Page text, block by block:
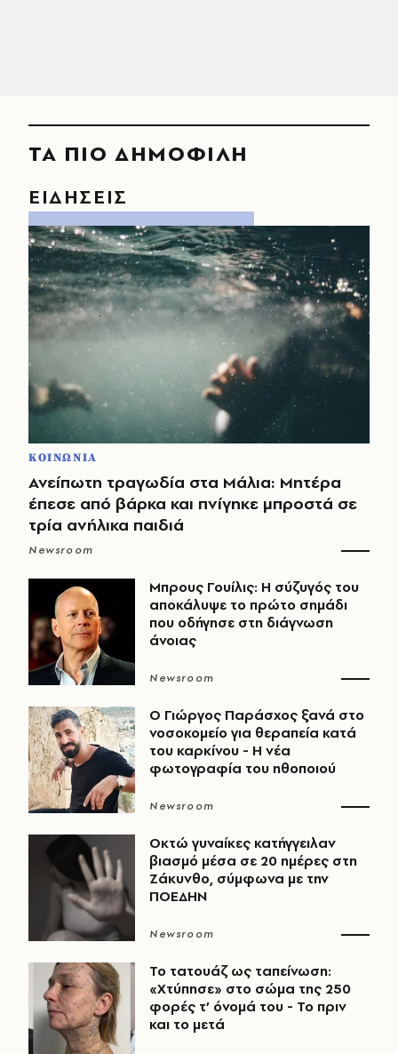
ΤΑ ΠΙΟ ΔΗΜΟΦΙΛΗ
ΕΙΔΗΣΕΙΣ
ΚΟΙΝΩΝΙΑ
Ανείπωτη τραγωδία στα Μάλια: Μητέρα
έπεσε από βάρκα και πνίγηκε μπροστά σε
τρία ανήλικα παιδιά
Newsroom
Μπρους Γουίλις: Η σύζυγός του
αποκάλυψε το πρώτο σημάδι
που οδήγησε στη διάγνωση
άνοιας
Newsroom
O Γιώργος Παράσχος ξανά στο
νοσοκομείο για θεραπεία κατά
του καρκίνου - Η νέα
φωτογραφία του ηθοποιού
Newsroom
Οκτώ γυναίκες κατήγγειλαν
βιασμό μέσα σε 20 ημέρες στη
Ζάκυνθο, σύμφωνα με την
ΠΟΕΔΗΝ
Newsroom
Το τατουάζ ως ταπείνωση:
«Χτύπησε» στο σώμα της 250
φορές τ’ όνομά του - Το πριν
και το μετά